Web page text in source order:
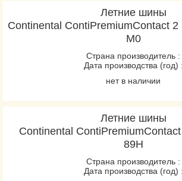
Летние шины
Continental ContiPremiumContact
M0
Страна производитель :
Дата производства (год) :
нет в наличии
Летние шины
Continental
89H
Страна производитель :
Дата производства (год) :